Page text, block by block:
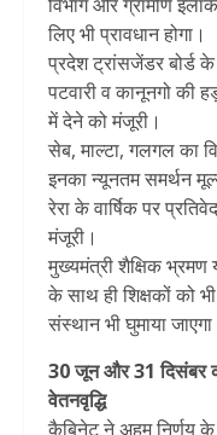
लिए भी प्रावधान होगा।
प्रदेश ट्रांसजेंडर बोर्ड
पटवारी व कानूनगो की
में देने को मंजूरी।
सेब, माल्टा, गलगल का
इनका न्यूनतम समर्थन
रेरा के वार्षिक पर
मंजूरी।
मुख्यमंत्री शैक्षिक भ्रमण
के साथ ही शिक्षकों को
संस्थान भी घुमाया
30 जून और 31 दिसंबर
वेतनवृद्धि
कैबिनेट ने अहम निर्णय